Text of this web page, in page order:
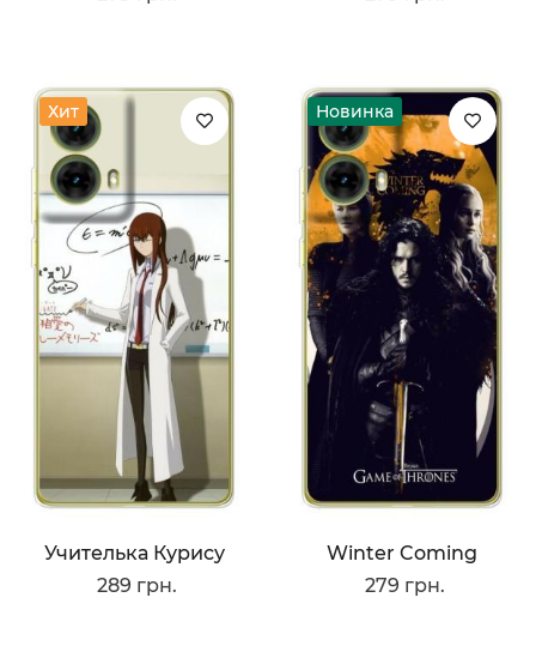
Хит
Учителька Курису
289 грн.
Новинка
Winter Coming
279 грн.